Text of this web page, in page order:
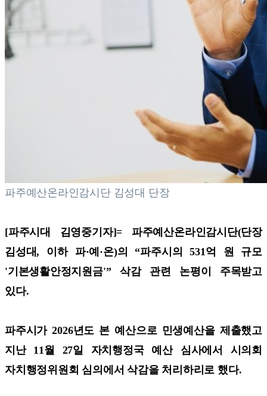
파주예산온라인감시단 김성대 단장
[파주시대 김영중기자]= 파주예산온라인감시단(단장
김성대, 이하 파·예·온)의 “파주시의 531억 원 규모
'기본생활안정지원금'” 삭감 관련 논평이 주목받고
있다.
파주시가 2026년도 본 예산으로 민생예산을 제출했고
지난 11월 27일 자치행정국 예산 심사에서 시의회
자치행정위원회 심의에서 삭감을 처리하리로 했다.